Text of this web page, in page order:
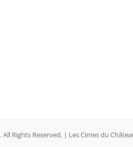
. All Rights Reserved. | Les Cimes du